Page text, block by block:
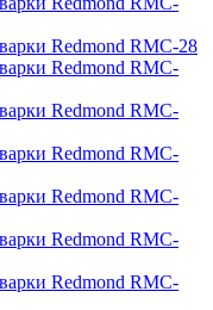
Redmond RMC-28
Redmond RMC-
Redmond RMC-
Redmond RMC-
Redmond RMC-
Redmond RMC-
Redmond RMC-